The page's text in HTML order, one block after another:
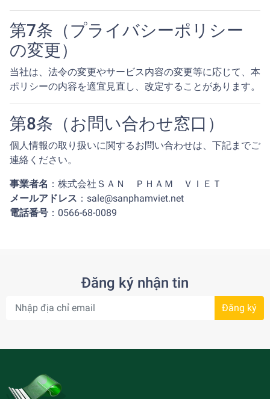
第7条（プライバシーポリシー
の変更）
当社は、法令の変更やサービス内容の変更等に応じて、本
ポリシーの内容を適宜見直し、改定することがあります。
第8条（お問い合わせ窓口）
個人情報の取り扱いに関するお問い合わせは、下記までご
連絡ください。
事業者名 ：株式会社ＳＡＮ ＰＨＡＭ ＶＩＥＴ
メールアドレス ：sale@sanphamviet.net
電話番号 ：0566-68-0089
Đăng ký nhận tin
Đăng ký